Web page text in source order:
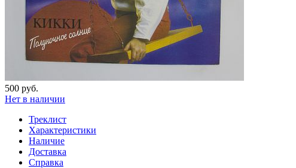
500 руб.
Нет в наличии
Треклист
Характеристики
Наличие
Доставка
Справка